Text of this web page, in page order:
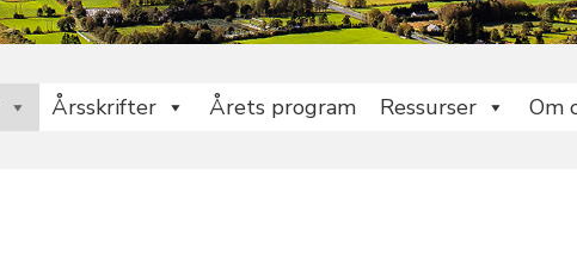
Årsskrifter Årets program Ressurser Om